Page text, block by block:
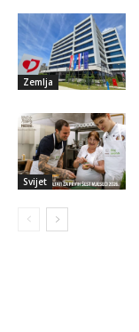
Zemlja
Svijet